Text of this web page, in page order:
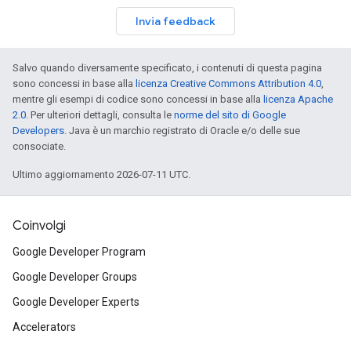
Invia feedback
Salvo quando diversamente specificato, i contenuti di questa pagina
sono concessi in base alla licenza Creative Commons Attribution 4.0,
mentre gli esempi di codice sono concessi in base alla licenza Apache
2.0. Per ulteriori dettagli, consulta le norme del sito di Google
Developers. Java è un marchio registrato di Oracle e/o delle sue
consociate.
Ultimo aggiornamento 2026-07-11 UTC.
Coinvolgi
Google Developer Program
Google Developer Groups
Google Developer Experts
Accelerators